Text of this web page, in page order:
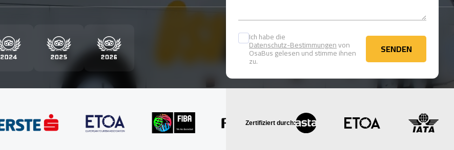
Ich habe die
Datenschutz-Bestimmungenvon
OsaBus gelesen und stimme ihnen
zu.
SENDEN
SENDEN
Zertifiziert durch: